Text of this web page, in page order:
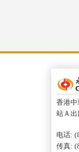
香港中
站Ａ出
电话:
传真: